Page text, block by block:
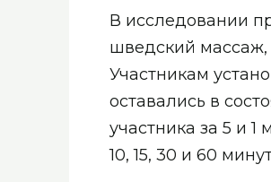
В исследовании
шведский массаж,
Участникам
оставались в
участника за 5 и
10, 15, 30 и 60